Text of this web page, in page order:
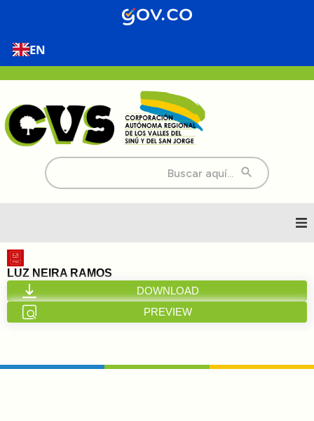
EN
Buscar:
Inicio
Nosotros
Transparencia
LUZ NEIRA RAMOS
DOWNLOAD
PREVIEW